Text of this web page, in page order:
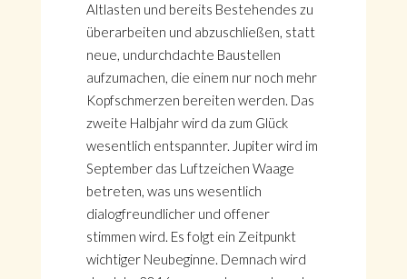
Altlasten und bereits Bestehendes zu
überarbeiten und abzuschließen, statt
neue, undurchdachte Baustellen
aufzumachen, die einem nur noch mehr
Kopfschmerzen bereiten werden. Das
zweite Halbjahr wird da zum Glück
wesentlich entspannter. Jupiter wird im
September das Luftzeichen Waage
betreten, was uns wesentlich
dialogfreundlicher und offener
stimmen wird. Es folgt ein Zeitpunkt
wichtiger Neubeginne. Demnach wird